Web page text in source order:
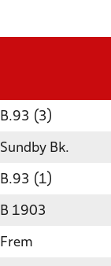
B.93 (3)
Sundby Bk.
B.93 (1)
B 1903
Frem